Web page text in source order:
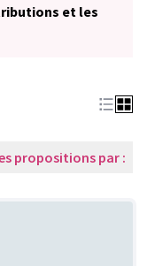
et les
propositions par :